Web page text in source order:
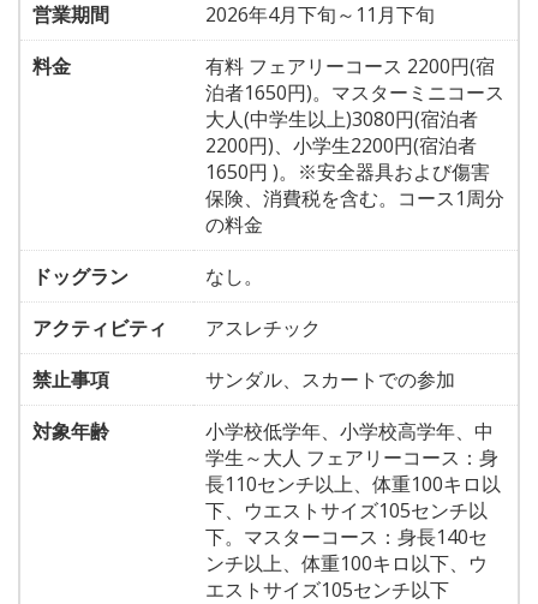
営業期間
2026年4月下旬～11月下旬
料金
有料 フェアリーコース 2200円(宿
泊者1650円)。マスターミニコース
大人(中学生以上)3080円(宿泊者
2200円)、小学生2200円(宿泊者
1650円 )。※安全器具および傷害
保険、消費税を含む。コース1周分
の料金
ドッグラン
なし。
アクティビティ
アスレチック
禁止事項
サンダル、スカートでの参加
対象年齢
小学校低学年、小学校高学年、中
学生～大人 フェアリーコース：身
長110センチ以上、体重100キロ以
下、ウエストサイズ105センチ以
下。マスターコース：身長140セ
ンチ以上、体重100キロ以下、ウ
エストサイズ105センチ以下